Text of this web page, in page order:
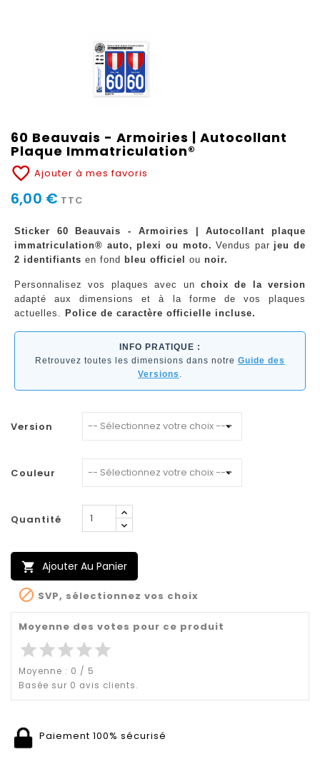
60 Beauvais - Armoiries | Autocollant
Plaque Immatriculation®
favorite_border Ajouter à mes favoris
6,00 € TTC
Sticker 60 Beauvais - Armoiries | Autocollant plaque
immatriculation® auto, plexi ou moto. Vendus par jeu de
2 identifiants en fond bleu officiel ou noir.
Personnalisez vos plaques avec un choix de la version
adapté aux dimensions et à la forme de vos plaques
actuelles. Police de caractère officielle incluse.
INFO PRATIQUE :
Retrouvez toutes les dimensions dans notre Guide des
Versions .
Version
Couleur
Quantité
 Ajouter Au Panier
 SVP, sélectionnez vos choix
Moyenne des votes pour ce produit
starstarstarstarstar
Moyenne : 0 / 5
Basée sur 0 avis clients.
Paiement 100% sécurisé